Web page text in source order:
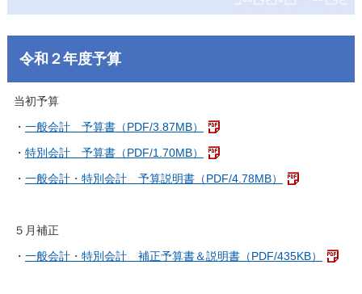
令和２年度予算
当初予算
・ 一般会計 予算書（PDF/3.87MB）
・ 特別会計 予算書（PDF/1.70MB）
・ 一般会計・特別会計 予算説明書（PDF/4.78MB）
５月補正
・ 一般会計・特別会計 補正予算書＆説明書（PDF/435KB）